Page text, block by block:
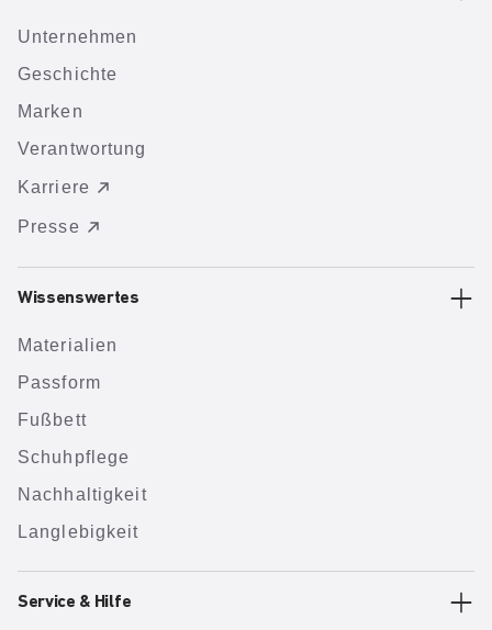
Unternehmen
Geschichte
Marken
Verantwortung
Karriere
Presse
Wissenswertes
Materialien
Passform
Fußbett
Schuhpflege
Nachhaltigkeit
Langlebigkeit
Service & Hilfe